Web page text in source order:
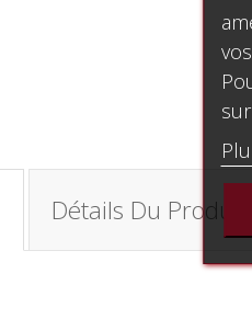
Détails Du Produit